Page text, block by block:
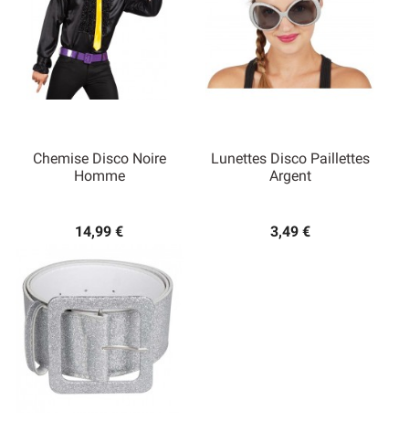
Chemise Disco Noire
Homme
14,99 €
Lunettes Disco Paillettes
Argent
3,49 €